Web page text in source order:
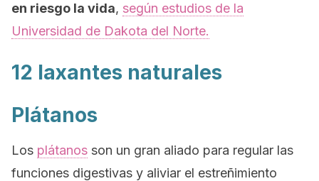
en riesgo la vida, según estudios de la
Universidad de Dakota del Norte.
12 laxantes naturales
Plátanos
Los plátanos son un gran aliado para regular las
funciones digestivas y aliviar el estreñimiento